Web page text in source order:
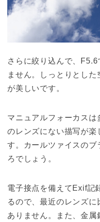
さらに絞り込んで、
ません。しっとりとし
が美しいです。
マニュアルフォーカス
のレンズにない描写が
す。カールツァイスのブ
ろでしょう。
電子接点を備えてExif記
るので、最近のレンズ
ありません。また、金